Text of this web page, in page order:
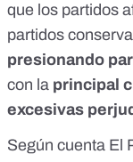
que los partidos
partidos
presionando
con la principal
excesivas
Según cuenta El